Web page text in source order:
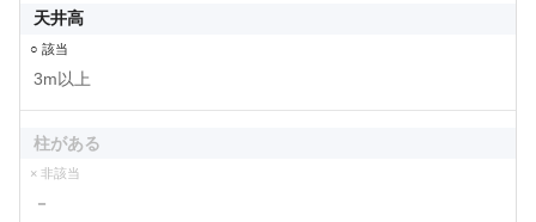
天井高
○ 該当
3m以上
柱がある
× 非該当
－